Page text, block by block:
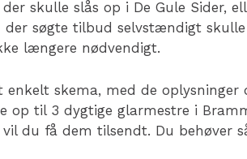
skulle slås op i De Gule Sider,
søgte tilbud selvstændigt
længere nødvendigt.
skema, med de
op til 3 dygtige glarmestre i
du få dem tilsendt. Du behøver